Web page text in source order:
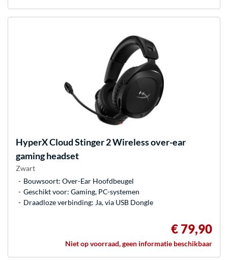
HyperXCloud Stinger 2 Wireless over-ear
gaming headset
Zwart
Bouwsoort: Over-Ear Hoofdbeugel
Geschikt voor: Gaming, PC-systemen
Draadloze verbinding: Ja, via USB Dongle
€ 79,90
Niet op voorraad, geen informatie beschikbaar